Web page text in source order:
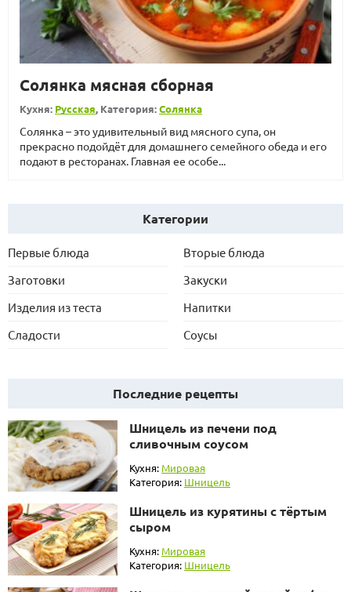
Солянка мясная сборная
Кухня: Русская, Категория:Солянка
Солянка – это удивительный вид мясного супа, он
прекрасно подойдёт для домашнего семейного обеда и его
подают в ресторанах. Главная ее особе...
Категории
Первые блюда
Вторые блюда
Заготовки
Закуски
Изделия из теста
Напитки
Сладости
Соусы
Последние рецепты
Шницель из печени под
сливочным соусом
Кухня: Мировая
Категория: Шницель
Шницель из курятины с тёртым
сыром
Кухня:Мировая
Категория: Шницель